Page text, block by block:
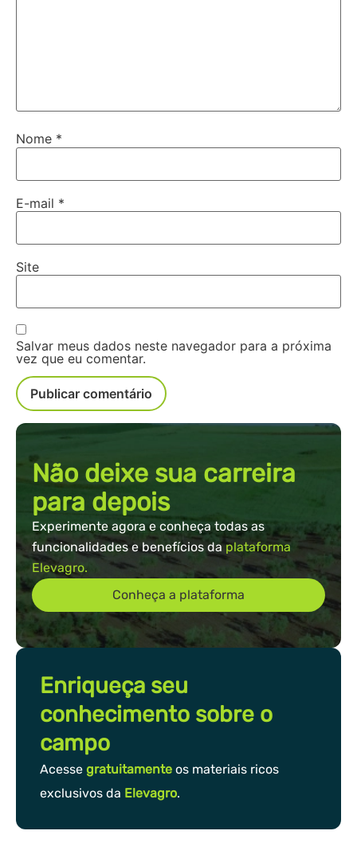
Nome *
E-mail *
Site
Salvar meus dados neste navegador para a próxima
vez que eu comentar.
Não deixe sua carreira
para depois
Experimente agora e conheça todas as
funcionalidades e benefícios daplataforma
Elevagro.
Conheça a plataforma
Enriqueça seu
conhecimento sobre o
campo
Acesse gratuitamente os materiais ricos
exclusivos da Elevagro.